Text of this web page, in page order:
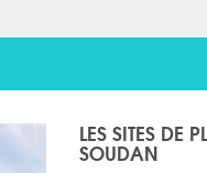
LES SITES DE
SOUDAN